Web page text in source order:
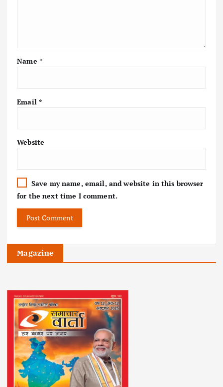
Name *
Email *
Website
Save my name, email, and website in this browser
for the next time I comment.
Magazine